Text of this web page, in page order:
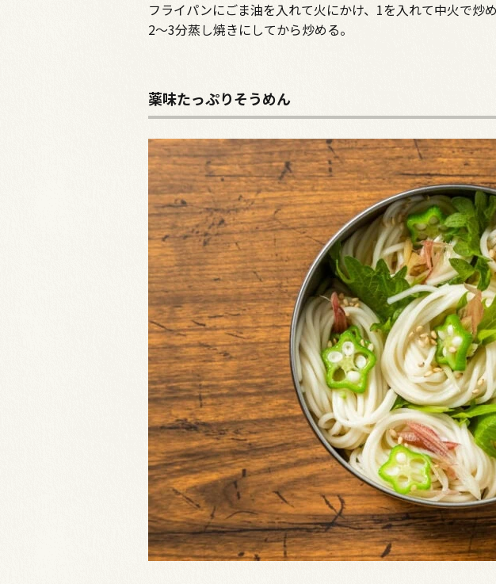
フライパンにごま油を入れて火にかけ、1を入れて中火で炒
2～3分蒸し焼きにしてから炒める。
薬味たっぷりそうめん